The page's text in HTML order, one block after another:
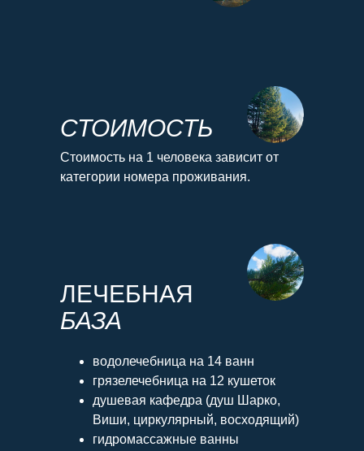
СТОИМОСТЬ
Стоимость на 1 человека зависит от
категории номера проживания.
водолечебница на 14 ванн
грязелечебница на 12 кушеток
душевая кафедра (душ Шарко,
Виши, циркулярный, восходящий)
гидромассажные ванны
ЛЕЧЕБНАЯ
БАЗА